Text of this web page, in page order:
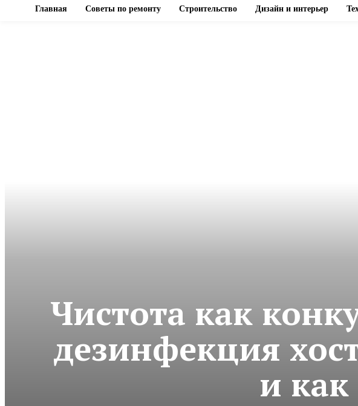
Главная Советы по ремонту Строительство Дизайн и интерьер
Чистота как
дезинфекция
и